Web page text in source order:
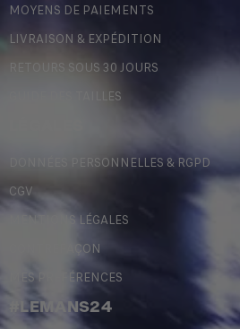
MOYENS DE PAIEMENTS
LIVRAISON & EXPÉDITION
RETOURS SOUS 30 JOURS
GUIDE DES TAILLES
DONNÉES PERSONNELLES & RGPD
CGV
MENTIONS LÉGALES
CONTREFAÇON
MES PRÉFÉRENCES
#LEMANS24